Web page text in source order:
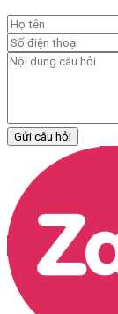
Gửi câu hỏi